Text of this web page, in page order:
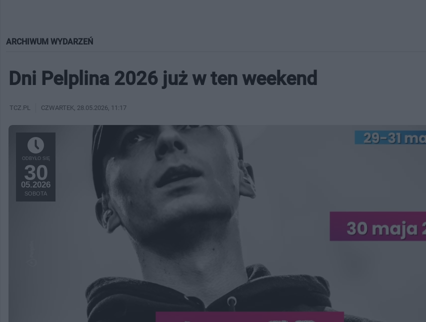
ARCHIWUM WYDARZEŃ
Dni Pelplina 2026 już w ten weekend
TCZ.PL CZWARTEK, 28.05.2026, 11:17
ODBYŁO SIĘ
30
05.2026
SOBOTA